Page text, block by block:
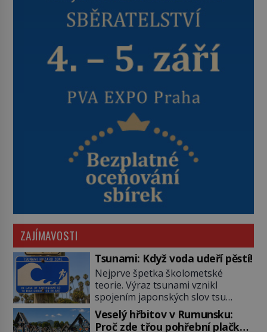
ZAJÍMAVOSTI
Tsunami: Když voda udeří pěstí!
Nejprve špetka školometské
teorie. Výraz tsunami vznikl
spojením japonských slov tsu
(přístav) a nami (vlna). Jedná se o
dlouhou vlnu, která je na volném
Veselý hřbitov v Rumunsku:
Proč zde třou pohřební plačky